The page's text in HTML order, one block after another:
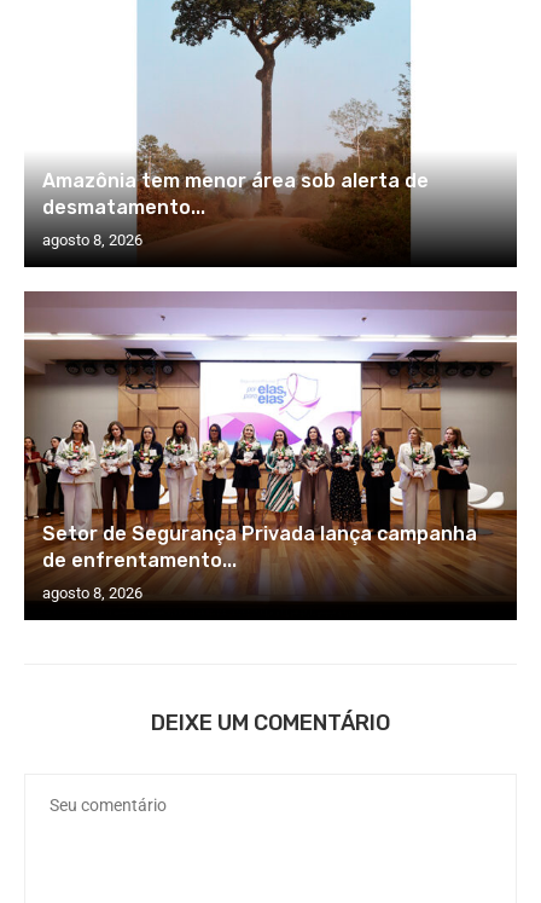
Amazônia tem menor área sob alerta de
desmatamento...
agosto 8, 2026
Setor de Segurança Privada lança campanha
de enfrentamento...
agosto 8, 2026
DEIXE UM COMENTÁRIO